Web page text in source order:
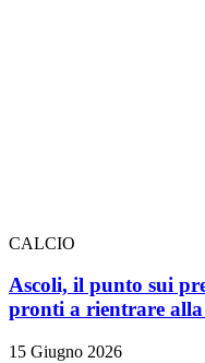
CALCIO
Ascoli, il punto sui
pronti a rientrare alla
15 Giugno 2026